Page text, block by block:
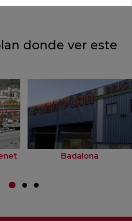
donde ver este
Badalona